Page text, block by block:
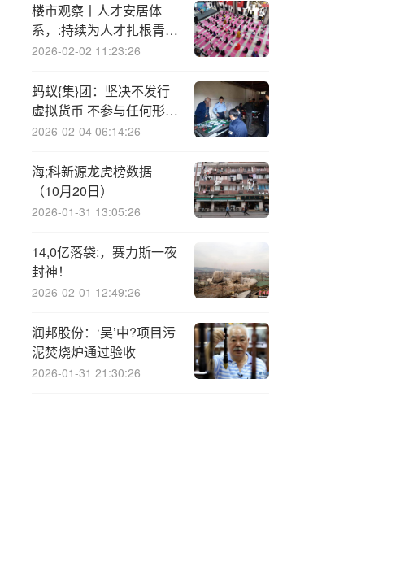
楼市观察丨人才安居体
系，:持续为人才扎根青岛
护航.
2026-02-02 11:23:26
蚂蚁{集}团：坚决不发行
虚拟货币 不参与任何形式
炒作
2026-02-04 06:14:26
海;科新源龙虎榜数据
（10月20日）
2026-01-31 13:05:26
14,0亿落袋:，赛力斯一夜
封神！
2026-02-01 12:49:26
润邦股份：‘吴’中?项目污
泥焚烧炉通过验收
2026-01-31 21:30:26